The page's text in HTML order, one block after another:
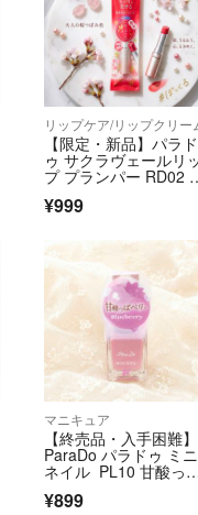
リップケア/リップクリー
【限定・新品】パラド
ゥ サクラヴェールリ
プ プランパー RD02
つぼみ色
¥999
マニキュア
【終売品・入手困難】
ParaDo パラドゥ ミニ
ネイル PL10 甘酸っ
¥899